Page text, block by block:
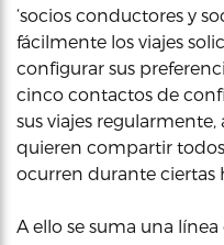
‘socios conductores y
fácilmente los viajes
configurar sus
cinco contactos de
sus viajes
quieren compartir todos
ocurren durante ciertas
A ello se suma una